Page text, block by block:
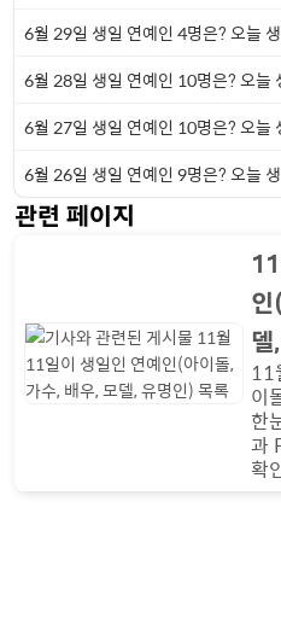
6월 29일 생일 연예인 4명은? 오늘
6월 28일 생일 연예인 10명은? 오늘
6월 27일 생일 연예인 10명은? 오늘
6월 26일 생일 연예인 9명은? 오늘
관련 페이지
인
11
이
한
과
확